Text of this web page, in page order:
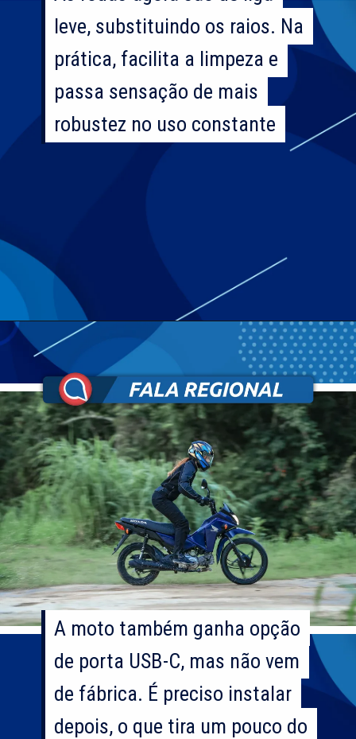
leve, substituindo os raios. Na
prática, facilita a limpeza e
passa sensação de mais
robustez no uso constante
leve, substituindo os raios. Na
prática, facilita a limpeza e
passa sensação de mais
robustez no uso constante
A moto também ganha opção
de porta USB-C, mas não vem
de fábrica. É preciso instalar
depois, o que tira um pouco do
A moto também ganha opção
de porta USB-C, mas não vem
de fábrica. É preciso instalar
depois, o que tira um pouco do